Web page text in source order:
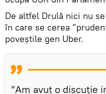
De altfel Drulă nici nu
în care se cerea
poveștile gen Uber.
”Am avut o discuție